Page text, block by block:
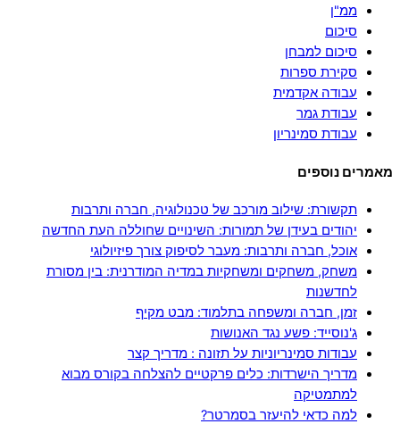
ממ"ן
סיכום
סיכום למבחן
סקירת ספרות
עבודה אקדמית
עבודת גמר
עבודת סמינריון
מאמרים נוספים
תקשורת: שילוב מורכב של טכנולוגיה, חברה ותרבות
יהודים בעידן של תמורות: השינויים שחוללה העת החדשה
אוכל, חברה ותרבות: מעבר לסיפוק צורך פיזיולוגי
משחק, משחקים ומשחקיות במדיה המודרנית: בין מסורת
לחדשנות
זמן, חברה ומשפחה בתלמוד: מבט מקיף
ג'נוסייד: פשע נגד האנושות
עבודות סמינריוניות על תזונה : מדריך קצר
מדריך הישרדות: כלים פרקטיים להצלחה בקורס מבוא
למתמטיקה
למה כדאי להיעזר בסמרטר?